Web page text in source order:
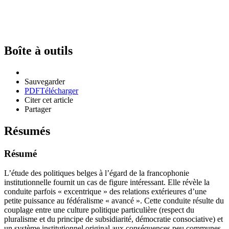
Boîte à outils
Sauvegarder
PDFTélécharger
Citer cet article
Partager
Résumés
Résumé
L’étude des politiques belges à l’égard de la francophonie
institutionnelle fournit un cas de figure intéressant. Elle révèle la
conduite parfois « excentrique » des relations extérieures d’une
petite puissance au fédéralisme « avancé ». Cette conduite résulte du
couplage entre une culture politique particulière (respect du
pluralisme et du principe de subsidiarité, démocratie consociative) et